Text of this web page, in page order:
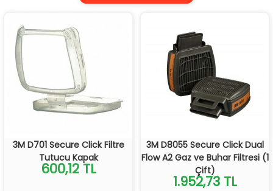
3M D701 Secure Click Filtre
Tutucu Kapak
600,12 TL
3M D8055 Secure Click Dual
Flow A2 Gaz ve Buhar Filtresi (1
Çift)
1.952,73 TL